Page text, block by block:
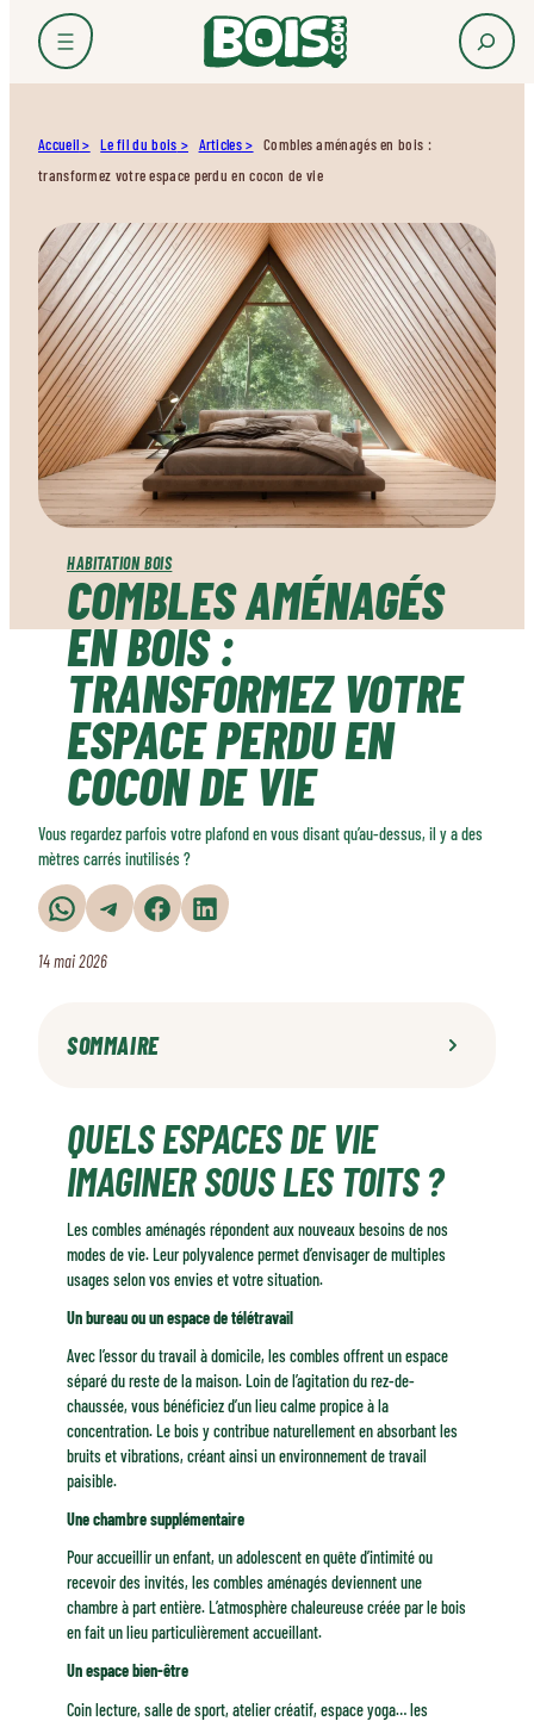
Accueil Le fil du bois Articles
Combles aménagés en bois :
transformez votre espace perdu en cocon de vie
HABITATION BOIS
COMBLES AMÉNAGÉS
EN BOIS :
TRANSFORMEZ VOTRE
ESPACE PERDU EN
COCON DE VIE
Vous regardez parfois votre plafond en vous disant qu’au-dessus, il y a des
mètres carrés inutilisés ?
Partager sur WhatsApp Partager sur Telegram Partager sur Facebook Partager sur LinkedIn
14 mai 2026
SOMMAIRE
Les bénéfices concrets d'un aménagement en bois
Comment réussir votre projet d'aménagement ?
Pourquoi le bois sublime-t-il vos combles ?
QUELS ESPACES DE VIE
IMAGINER SOUS LES TOITS ?
Les combles aménagés répondent aux nouveaux besoins de nos
modes de vie. Leur polyvalence permet d’envisager de multiples
usages selon vos envies et votre situation.
Un bureau ou un espace de télétravail
Avec l’essor du travail à domicile, les combles offrent un espace
séparé du reste de la maison. Loin de l’agitation du rez-de-
chaussée, vous bénéficiez d’un lieu calme propice à la
concentration. Le bois y contribue naturellement en absorbant les
bruits et vibrations, créant ainsi un environnement de travail
paisible.
Une chambre supplémentaire
Pour accueillir un enfant, un adolescent en quête d’intimité ou
recevoir des invités, les combles aménagés deviennent une
chambre à part entière. L’atmosphère chaleureuse créée par le bois
en fait un lieu particulièrement accueillant.
Un espace bien-être
Coin lecture, salle de sport, atelier créatif, espace yoga… les